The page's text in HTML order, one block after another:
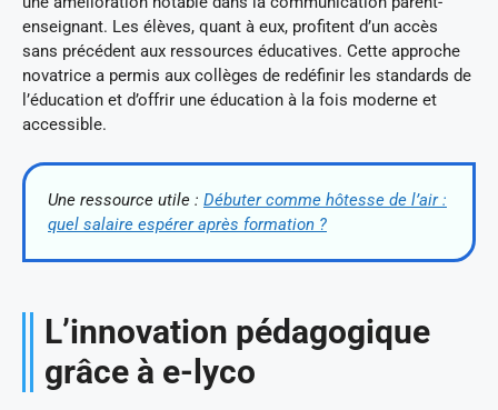
enseignant. Les élèves, quant à eux, profitent d’un accès
sans précédent aux ressources éducatives. Cette approche
novatrice a permis aux collèges de redéfinir les standards de
l’éducation et d’offrir une éducation à la fois moderne et
accessible.
Une ressource utile : Débuter comme hôtesse de l’air :
quel salaire espérer après formation ?
L’innovation pédagogique
grâce à e-lyco